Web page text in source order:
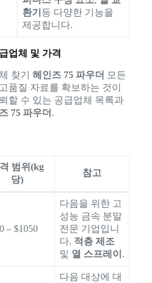
환기 등 다양한 기능을
제공합니다.
업체 및 가격
찾기 헤인즈 75 파우더 모든
품질 자료를 확보하는 것이
할 수 있는 공급업체 목록과
75 파우더 .
범위(kg
당)
참고
– $1050
다음을 위한 고
성능 금속 분말
전문 기업입니
다. 적층 제조
및 열 스프레이 .
다음 대상에 대